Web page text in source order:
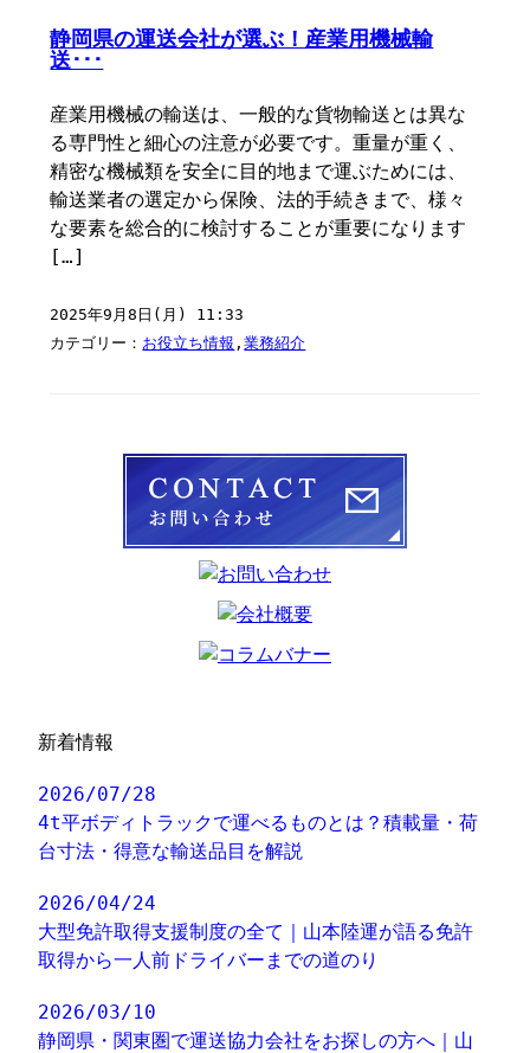
静岡県の運送会社が選ぶ！産業用機械輸
送･･･
産業用機械の輸送は、一般的な貨物輸送とは異な
る専門性と細心の注意が必要です。重量が重く、
精密な機械類を安全に目的地まで運ぶためには、
輸送業者の選定から保険、法的手続きまで、様々
な要素を総合的に検討することが重要になります
[…]
2025年9月8日(月) 11:33
カテゴリー： お役立ち情報 ,業務紹介
新着情報
2026/07/28
4t平ボディトラックで運べるものとは？積載量・荷
台寸法・得意な輸送品目を解説
2026/04/24
大型免許取得支援制度の全て｜山本陸運が語る免許
取得から一人前ドライバーまでの道のり
2026/03/10
静岡県・関東圏で運送協力会社をお探しの方へ｜山